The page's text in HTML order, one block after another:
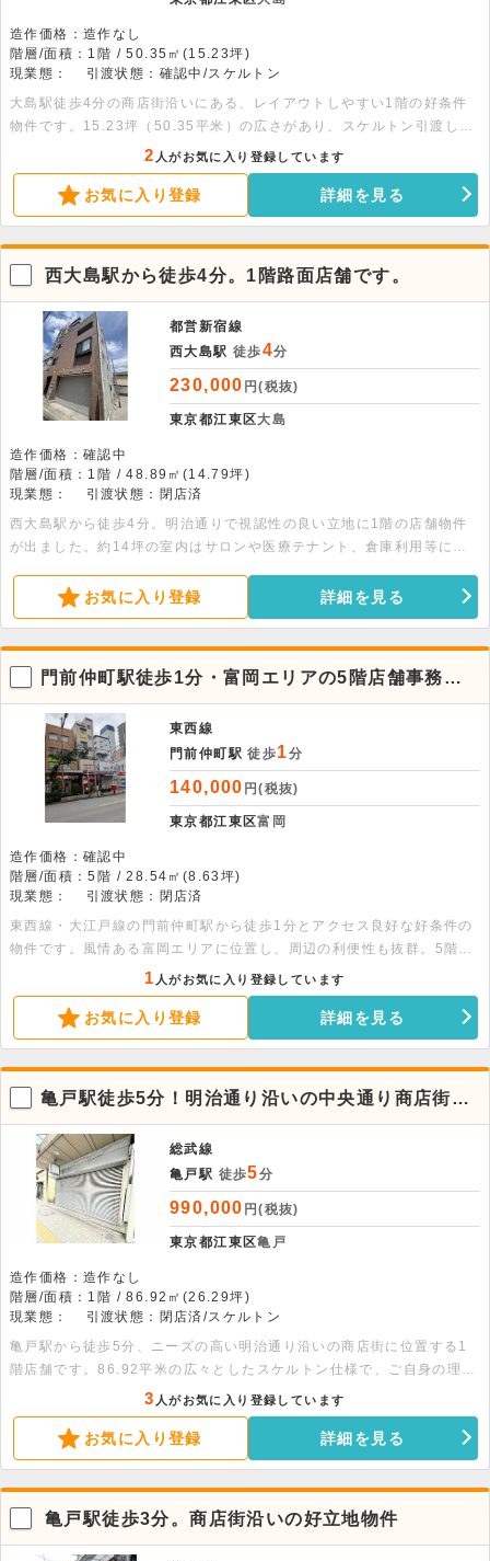
造作価格：造作なし
階層/面積：1階 / 50.35㎡(15.23坪)
現業態：
引渡状態：確認中/スケルトン
大島駅徒歩4分の商店街沿いにある、レイアウトしやすい1階の好条件
物件です。15.23坪（50.35平米）の広さがあり、スケルトン引渡しの
ため幅広い業態に柔軟に対応します。まずはお気軽にお問い合わせくだ
さい。
2 人がお気に入り登録しています
お気に入り登録 詳細を見る
西大島駅から徒歩4分。1階路面店舗です。
都営新宿線
西大島駅 徒歩4分
230,000 円(税抜)
東京都江東区大島
造作価格：確認中
階層/面積：1階 / 48.89㎡(14.79坪)
現業態：
引渡状態：閉店済
西大島駅から徒歩4分。明治通りで視認性の良い立地に1階の店舗物件
が出ました。約14坪の室内はサロンや医療テナント、倉庫利用等にお
お気に入り登録 詳細を見る
門前仲町駅徒歩1分・富岡エリアの5階店舗事務
所、利便性良好
東西線
門前仲町駅 徒歩1分
140,000 円(税抜)
東京都江東区富岡
造作価格：確認中
階層/面積：5階 / 28.54㎡(8.63坪)
現業態：
引渡状態：閉店済
東西線・大江戸線の門前仲町駅から徒歩1分とアクセス良好な好条件の
物件です。風情ある富岡エリアに位置し、周辺の利便性も抜群。5階部
分の室内はリフォーム済で、約28.54平米の整った快適な空間です。飲
食不可の落ち着いた環境で、選りすぐりのビジネス拠点として最適で
す。ぜひお気軽にお問い合わせください。
1 人がお気に入り登録しています
お気に入り登録 詳細を見る
亀戸駅徒歩5分！明治通り沿いの中央通り商店街に
佇む1階店舗
総武線
亀戸駅 徒歩5分
990,000 円(税抜)
東京都江東区亀戸
造作価格：造作なし
階層/面積：1階 / 86.92㎡(26.29坪)
現業態：
引渡状態：閉店済/スケルトン
亀戸駅から徒歩5分、ニーズの高い明治通り沿いの商店街に位置する1
階店舗です。86.92平米の広々としたスケルトン仕様で、ご自身の理想
のデザインを実現できます。飲食業態の相談も可能な好条件物件です。
3 人がお気に入り登録しています
お気に入り登録 詳細を見る
亀戸駅徒歩3分。商店街沿いの好立地物件